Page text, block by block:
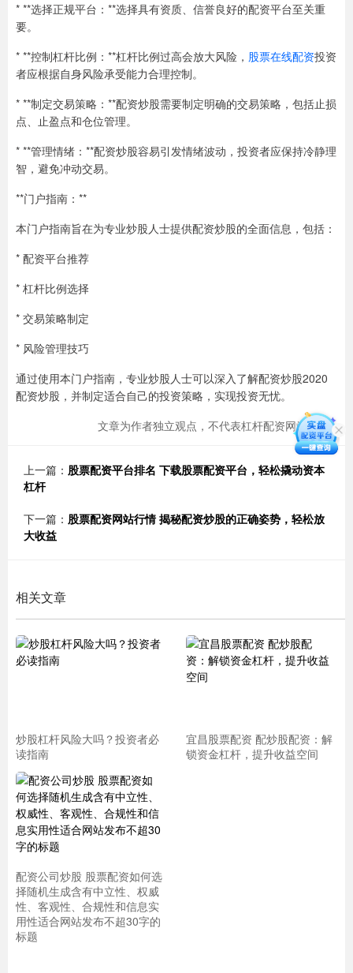
* **选择正规平台：**选择具有资质、信誉良好的配资平台至关重
要。
* **控制杠杆比例：**杠杆比例过高会放大风险， 股票在线配资投资
者应根据自身风险承受能力合理控制。
* **制定交易策略：**配资炒股需要制定明确的交易策略，包括止损
点、止盈点和仓位管理。
* **管理情绪：**配资炒股容易引发情绪波动，投资者应保持冷静理
智，避免冲动交易。
**门户指南：**
本门户指南旨在为专业炒股人士提供配资炒股的全面信息，包括：
* 配资平台推荐
* 杠杆比例选择
* 交易策略制定
* 风险管理技巧
通过使用本门户指南，专业炒股人士可以深入了解配资炒股2020
配资炒股，并制定适合自己的投资策略，实现投资无忧。
文章为作者独立观点，不代表杠杆配资网站观点
上一篇： 股票配资平台排名 下载股票配资平台，轻松撬动资本
杠杆
下一篇： 股票配资网站行情 揭秘配资炒股的正确姿势，轻松放
大收益
相关文章
炒股杠杆风险大吗？投资者必
读指南
宜昌股票配资 配炒股配资：解
锁资金杠杆，提升收益空间
配资公司炒股 股票配资如何选
择随机生成含有中立性、权威
性、客观性、合规性和信息实
用性适合网站发布不超30字的
标题